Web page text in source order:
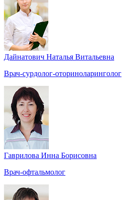
Дайнатович Наталья Витальевна
Врач-сурдолог-оториноларинголог
Гаврилова Инна Борисовна
Врач-офтальмолог